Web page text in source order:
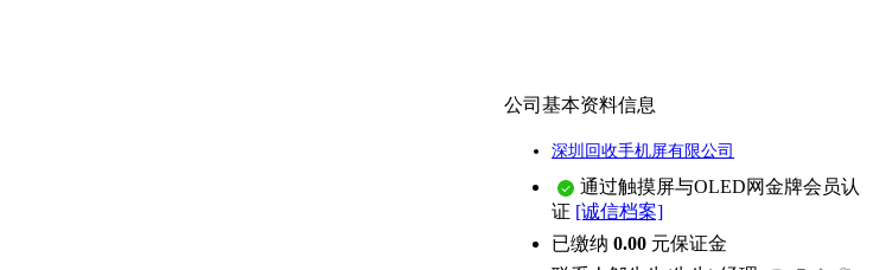
公司基本资料信息
深圳回收手机屏有限公司
通过触摸屏与OLED网金牌会员认
证 [诚信档案]
已缴纳 0.00 元保证金